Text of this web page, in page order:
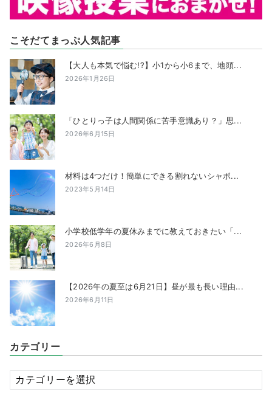
こそだてまっぷ人気記事
【大人も本気で悩む!?】小1から小6まで、地頭...
2026年1月26日
「ひとりっ子は人間関係に苦手意識あり？」思...
2026年6月15日
材料は4つだけ！簡単にできる割れないシャボ...
2023年5月14日
小学校低学年の夏休みまでに教えておきたい「...
2026年6月8日
【2026年の夏至は6月21日】昼が最も長い理由...
2026年6月11日
カテゴリー
カ
テ